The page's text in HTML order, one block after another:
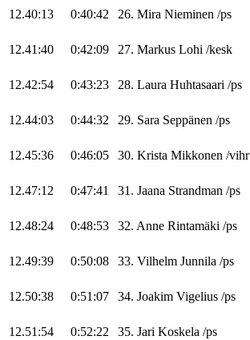
12.40:13 0:40:42 26. Mira Nieminen /ps
12.41:40 0:42:09 27. Markus Lohi /kesk
12.42:54 0:43:23 28. Laura Huhtasaari /ps
12.44:03 0:44:32 29. Sara Seppänen /ps
12.45:36 0:46:05 30. Krista Mikkonen /vihr
12.47:12 0:47:41 31. Jaana Strandman /ps
12.48:24 0:48:53 32. Anne Rintamäki /ps
12.49:39 0:50:08 33. Vilhelm Junnila /ps
12.50:38 0:51:07 34. Joakim Vigelius /ps
12.51:54 0:52:22 35. Jari Koskela /ps